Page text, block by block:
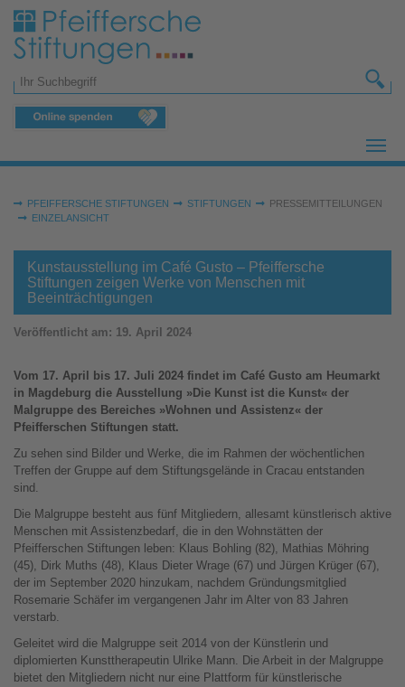
Zum Hauptinhalt springen
Suchformular
Sie sind hier:
PFEIFFERSCHE STIFTUNGEN STIFTUNGEN
PRESSEMITTEILUNGEN
EINZELANSICHT
Kunstausstellung im Café Gusto – Pfeiffersche
Stiftungen zeigen Werke von Menschen mit
Beeinträchtigungen
Veröffentlicht am: 19. April 2024
Vom 17. April bis 17. Juli 2024 findet im Café Gusto am Heumarkt
in Magdeburg die Ausstellung »Die Kunst ist die Kunst« der
Malgruppe des Bereiches »Wohnen und Assistenz« der
Pfeifferschen Stiftungen statt.
Zu sehen sind Bilder und Werke, die im Rahmen der wöchentlichen
Treffen der Gruppe auf dem Stiftungsgelände in Cracau entstanden
sind.
Die Malgruppe besteht aus fünf Mitgliedern, allesamt künstlerisch aktive
Menschen mit Assistenzbedarf, die in den Wohnstätten der
Pfeifferschen Stiftungen leben: Klaus Bohling (82), Mathias Möhring
(45), Dirk Muths (48), Klaus Dieter Wrage (67) und Jürgen Krüger (67),
der im September 2020 hinzukam, nachdem Gründungsmitglied
Rosemarie Schäfer im vergangenen Jahr im Alter von 83 Jahren
verstarb.
Geleitet wird die Malgruppe seit 2014 von der Künstlerin und
diplomierten Kunsttherapeutin Ulrike Mann. Die Arbeit in der Malgruppe
bietet den Mitgliedern nicht nur eine Plattform für künstlerische